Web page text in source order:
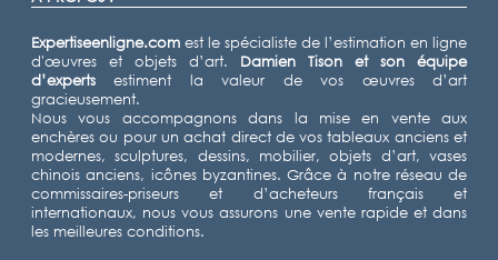
Expertiseenligne.com est le spécialiste de l’estimation en ligne
d'œuvres et objets d’art. Damien Tison
et son équipe
d’experts estiment la valeur de vos œuvres d’art
gracieusement.
Nous vous accompagnons dans la mise en vente aux
enchères ou pour un achat direct de vos tableaux anciens et
modernes, sculptures, dessins, mobilier, objets d’art, vases
chinois anciens, icônes byzantines. Grâce à notre réseau de
commissaires-priseurs et d’acheteurs français et
internationaux, nous vous assurons une vente rapide et dans
les meilleures conditions.